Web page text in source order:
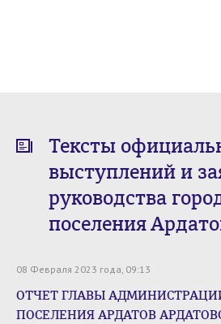
Тексты
выступлений и
руководства
поселения
08 Февраля 2023 года, 09:13
ОТЧЕТ ГЛАВЫ
ПОСЕЛЕНИЯ АРДАТОВ